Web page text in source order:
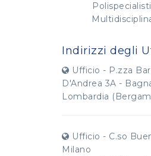
Indirizzi degli
Ufficio - P.zza
D'Andrea 3A -
Lombardia
Ufficio - C.so
Milano